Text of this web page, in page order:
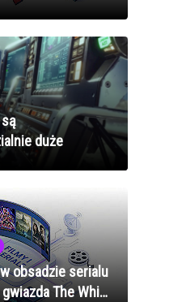
duże
obsadzie serialu
The White